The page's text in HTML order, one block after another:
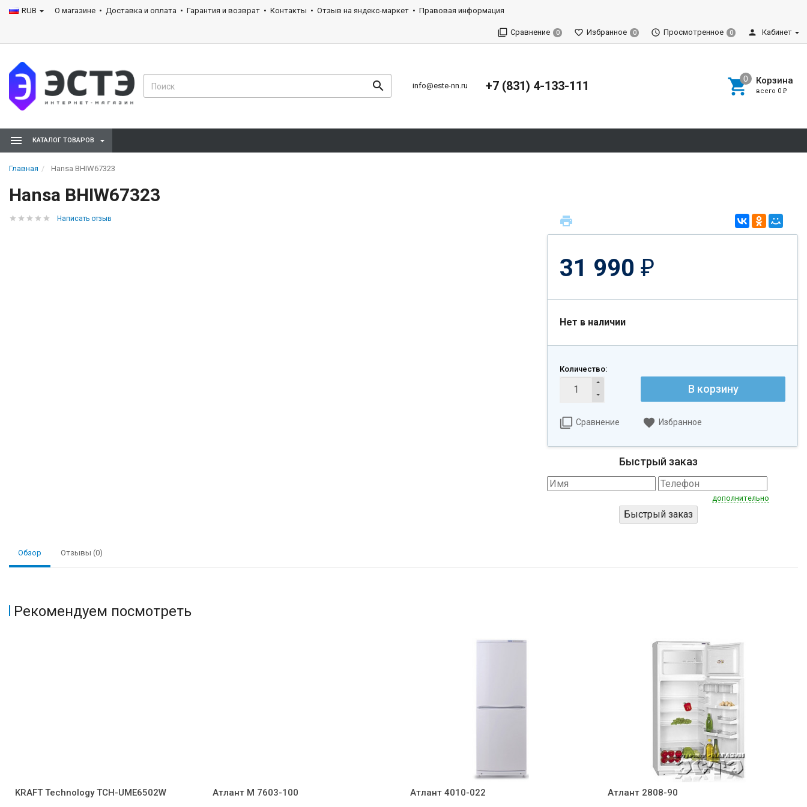
RUB О магазине Доставка и оплата Гарантия и возврат Контакты Отзыв на яндекс-маркет Правовая информация
Сравнение 0 Избранное 0 Просмотренное 0 Кабинет
info@este-nn.ru +7 (831) 4-133-111 Корзина
всего 0 ₽
КАТАЛОГ ТОВАРОВ
Главная Hansa BHIW67323
Hansa BHIW67323
Написать отзыв
31 990 ₽
Нет в наличии
Количество:
В корзину
Сравнение Избранное
Быстрый заказ
дополнительно
Обзор Отзывы (0)
Рекомендуем посмотреть
KRAFT Technology TCH-UME6502W Атлант M 7603-100 Атлант 4010-022 Атлант 2808-90